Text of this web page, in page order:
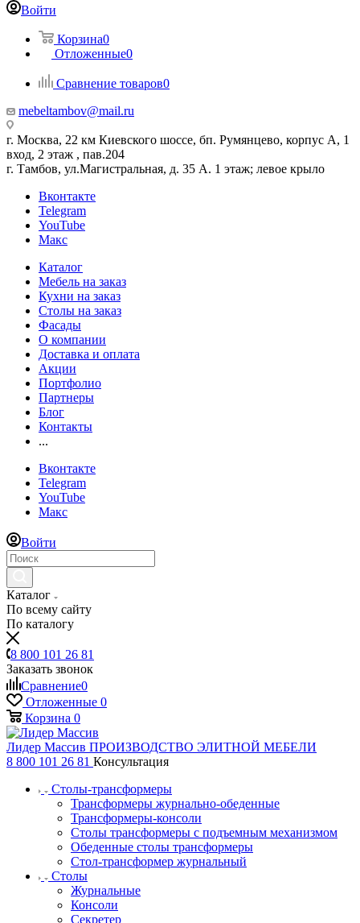
Войти
Корзина0
Отложенные0
Сравнение товаров0
mebeltambov@mail.ru
г. Москва, 22 км Киевского шоссе, бп. Румянцево, корпус А, 1
вход, 2 этаж , пав.204
г. Тамбов, ул.Магистральная, д. 35 А. 1 этаж; левое крыло
Вконтакте
Telegram
YouTube
Макс
Каталог
Мебель на заказ
Кухни на заказ
Столы на заказ
Фасады
О компании
Доставка и оплата
Акции
Портфолио
Партнеры
Блог
Контакты
...
Вконтакте
Telegram
YouTube
Макс
Войти
Каталог
По всему сайту
По каталогу
8 800 101 26 81
Заказать звонок
Сравнение0
Отложенные 0
Корзина 0
Лидер Массив ПРОИЗВОДСТВО ЭЛИТНОЙ МЕБЕЛИ
8 800 101 26 81 Консультация
Столы-трансформеры
Трансформеры журнально-обеденные
Трансформеры-консоли
Столы трансформеры с подъемным механизмом
Обеденные столы трансформеры
Стол-трансформер журнальный
Столы
Журнальные
Консоли
Секретер